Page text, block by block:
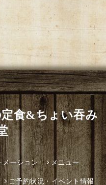
食&ちょい吞み
メーション メニュー
ご予約状況・イベント情報